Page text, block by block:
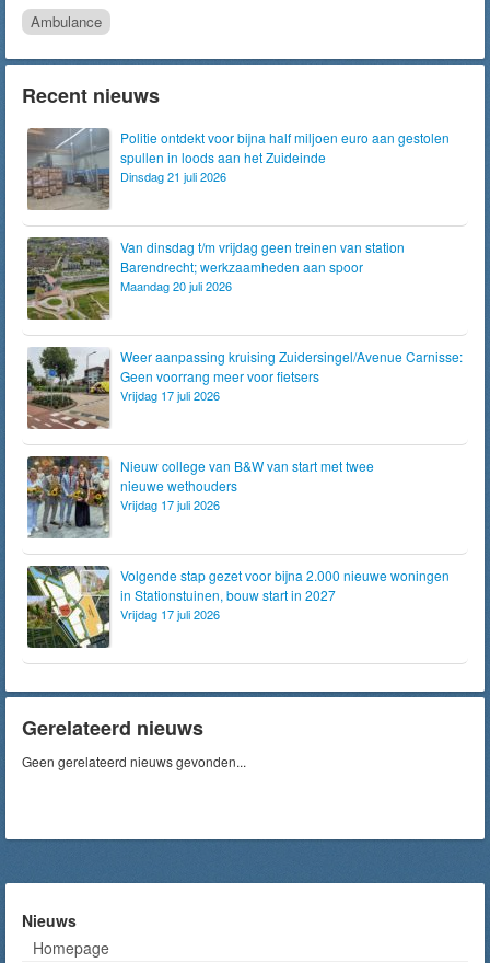
Ambulance
Recent nieuws
Politie ontdekt voor bijna half miljoen euro aan gestolen
spullen in loods aan het Zuideinde
Dinsdag 21 juli 2026
Van dinsdag t/m vrijdag geen treinen van station
Barendrecht; werkzaamheden aan spoor
Maandag 20 juli 2026
Weer aanpassing kruising Zuidersingel/Avenue Carnisse:
Geen voorrang meer voor fietsers
Vrijdag 17 juli 2026
Nieuw college van B&W van start met twee
nieuwe wethouders
Vrijdag 17 juli 2026
Volgende stap gezet voor bijna 2.000 nieuwe woningen
in Stationstuinen, bouw start in 2027
Vrijdag 17 juli 2026
Gerelateerd nieuws
Geen gerelateerd nieuws gevonden...
Nieuws
Homepage